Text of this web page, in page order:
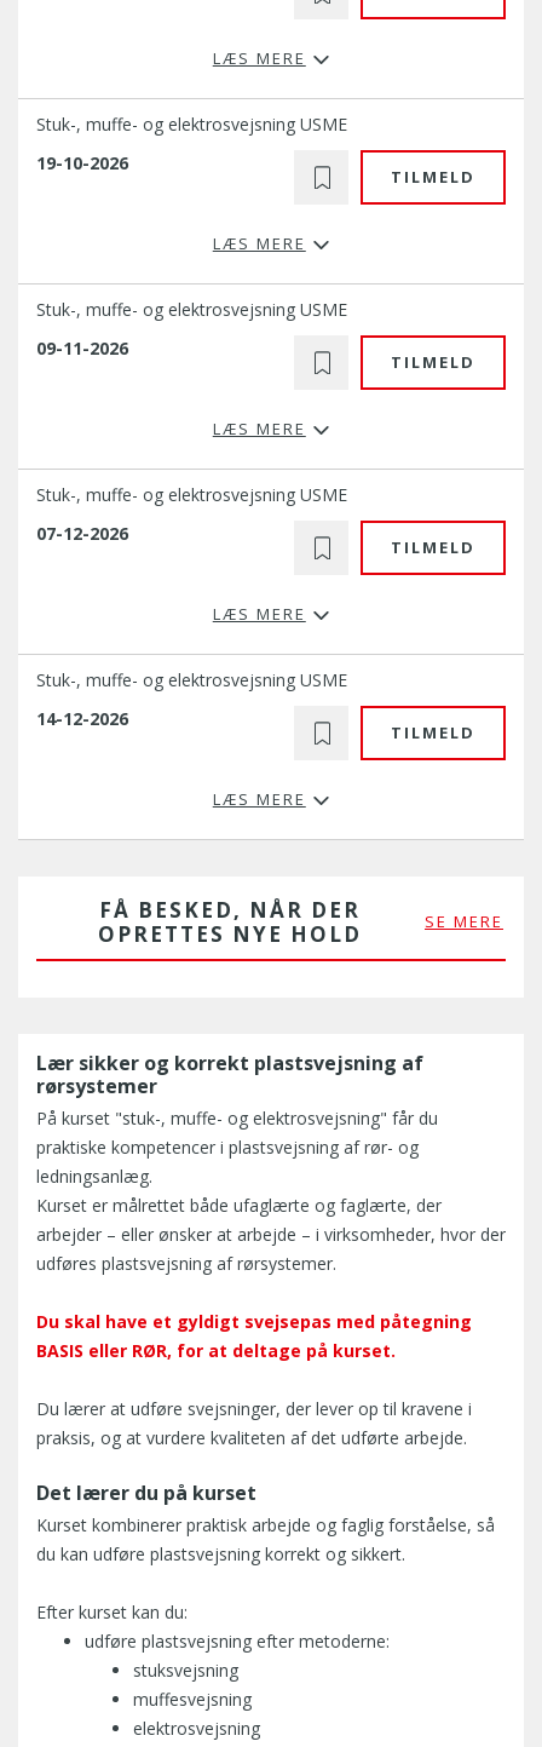
LÆS MERE
19-10-2026
Stuk-, muffe- og elektrosvejsning USME
LÆS MERE
TILMELD
09-11-2026
Stuk-, muffe- og elektrosvejsning USME
LÆS MERE
TILMELD
07-12-2026
Stuk-, muffe- og elektrosvejsning USME
LÆS MERE
TILMELD
14-12-2026
Stuk-, muffe- og elektrosvejsning USME
LÆS MERE
TILMELD
FÅ BESKED, NÅR DER
OPRETTES NYE HOLD
SE MERE
Lær sikker og korrekt plastsvejsning af
rørsystemer
På kurset "stuk-, muffe- og elektrosvejsning" får du
praktiske kompetencer i plastsvejsning af rør- og
ledningsanlæg.
Kurset er målrettet både ufaglærte og faglærte, der
arbejder – eller ønsker at arbejde – i virksomheder, hvor der
udføres plastsvejsning af rørsystemer.
Du skal have et gyldigt svejsepas med påtegning
BASIS eller RØR, for at deltage på kurset.
Du lærer at udføre svejsninger, der lever op til kravene i
praksis, og at vurdere kvaliteten af det udførte arbejde.
Det lærer du på kurset
Kurset kombinerer praktisk arbejde og faglig forståelse, så
du kan udføre plastsvejsning korrekt og sikkert.
Efter kurset kan du:
udføre plastsvejsning efter metoderne:
stuksvejsning
muffesvejsning
elektrosvejsning